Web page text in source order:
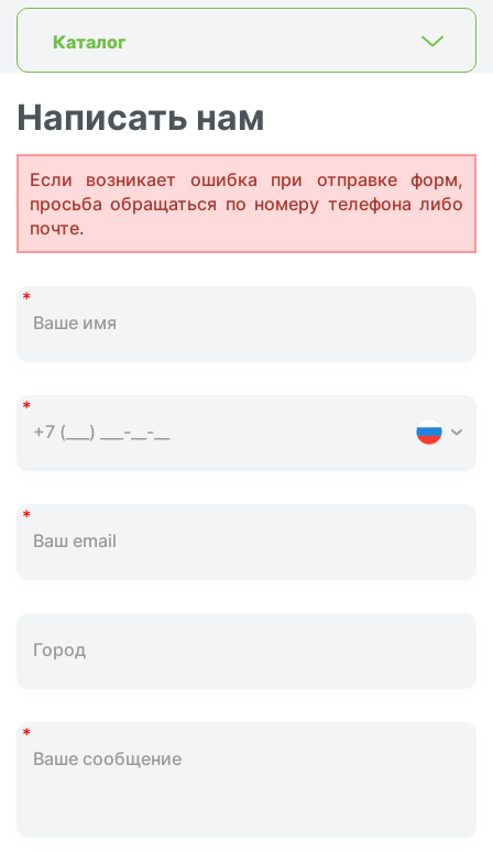
Каталог
Написать нам
Если возникает ошибка при отправке форм,
просьба обращаться по номеру телефона либо
почте.